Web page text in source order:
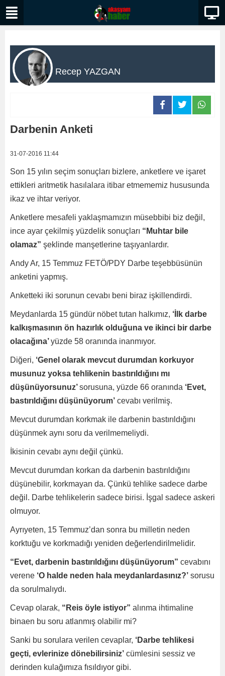
Recep YAZGAN
Darbenin Anketi
31-07-2016 11:44
Son 15 yılın seçim sonuçları bizlere, anketlere ve işaret
ettikleri aritmetik hasılalara itibar etmememiz hususunda
ikaz ve ihtar veriyor.
Anketlere mesafeli yaklaşmamızın müsebbibi biz değil,
ince ayar çekilmiş yüzdelik sonuçları “Muhtar bile
olamaz” şeklinde manşetlerine taşıyanlardır.
Andy Ar, 15 Temmuz FETÖ/PDY Darbe teşebbüsünün
anketini yapmış.
Anketteki iki sorunun cevabı beni biraz işkillendirdi.
Meydanlarda 15 gündür nöbet tutan halkımız, ‘İlk darbe
kalkışmasının ön hazırlık olduğuna ve ikinci bir darbe
olacağına’yüzde 58 oranında inanmıyor.
Diğeri, ‘Genel olarak mevcut durumdan korkuyor
musunuz yoksa tehlikenin bastırıldığını mı
düşünüyorsunuz’sorusuna, yüzde 66 oranında ‘Evet,
bastırıldığını düşünüyorum’ cevabı verilmiş.
Mevcut durumdan korkmak ile darbenin bastırıldığını
düşünmek aynı soru da verilmemeliydi.
İkisinin cevabı aynı değil çünkü.
Mevcut durumdan korkan da darbenin bastırıldığını
düşünebilir, korkmayan da. Çünkü tehlike sadece darbe
değil. Darbe tehlikelerin sadece birisi. İşgal sadece askeri
olmuyor.
Ayrıyeten, 15 Temmuz’dan sonra bu milletin neden
korktuğu ve korkmadığı yeniden değerlendirilmelidir.
“Evet, darbenin bastırıldığını düşünüyorum” cevabını
verene ‘O halde neden hala meydanlardasınız?’ sorusu
da sorulmalıydı.
Cevap olarak, “Reis öyle istiyor” alınma ihtimaline
binaen bu soru atlanmış olabilir mi?
Sanki bu sorulara verilen cevaplar, ‘Darbe tehlikesi
geçti, evlerinize dönebilirsiniz’ cümlesini sessiz ve
derinden kulağımıza fısıldıyor gibi.